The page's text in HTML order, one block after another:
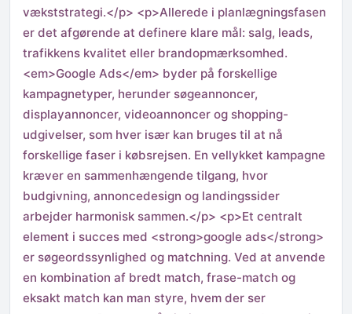
vækststrategi.</p> <p>Allerede i planlægningsfasen
er det afgørende at definere klare mål: salg, leads,
trafikkens kvalitet eller brandopmærksomhed.
<em>Google Ads</em> byder på forskellige
kampagnetyper, herunder søgeannoncer,
displayannoncer, videoannoncer og shopping-
udgivelser, som hver især kan bruges til at nå
forskellige faser i købsrejsen. En vellykket kampagne
kræver en sammenhængende tilgang, hvor
budgivning, annoncedesign og landingssider
arbejder harmonisk sammen.</p> <p>Et centralt
element i succes med <strong>google ads</strong>
er søgeordssynlighed og matchning. Ved at anvende
en kombination af bredt match, frase-match og
eksakt match kan man styre, hvem der ser